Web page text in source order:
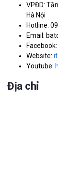
VPĐD:
Hà Nội
Hotline:
Email:
Facebook:
Website:
Youtube:
Địa chỉ